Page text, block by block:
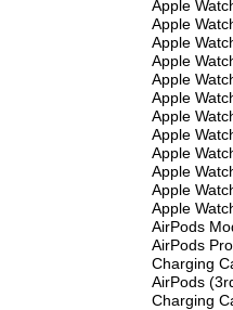
Apple
Apple
Apple
Apple
Apple
Apple
Apple
Apple
Apple
Apple
Apple
Apple
AirPods
AirPods
Charging
AirPods
Charging